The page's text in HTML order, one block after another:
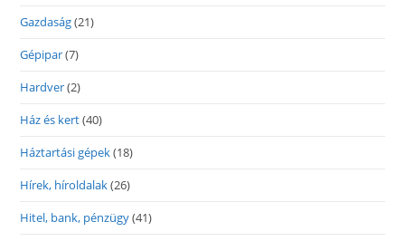
Gazdaság(21)
Gépipar(7)
Hardver(2)
Ház és kert(40)
Háztartási gépek(18)
Hírek, híroldalak(26)
Hitel, bank, pénzügy(41)